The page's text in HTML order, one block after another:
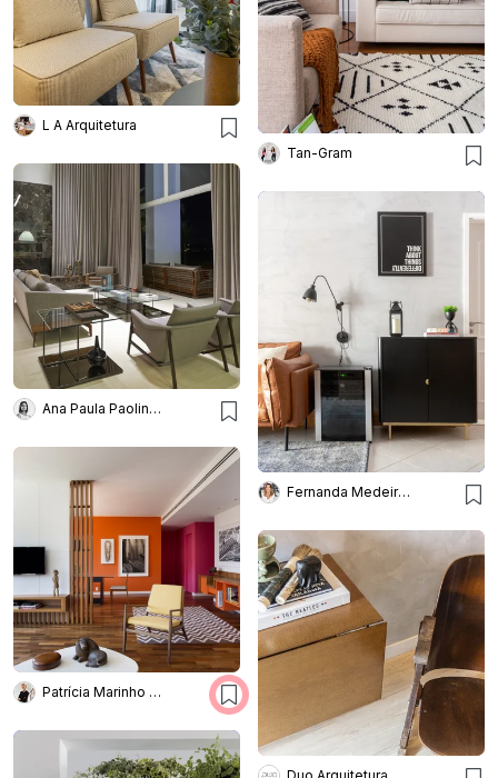
Tan-Gram
L A Arquitetura
Ana Paula Paolinelli
Fernanda Medeiros Arquitetura
Patrícia Marinho Arquitetura